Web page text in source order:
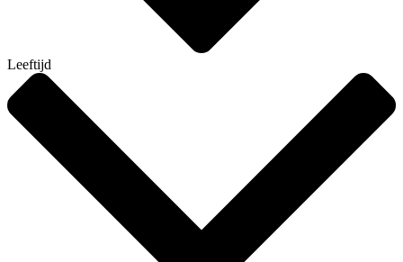
Leeftijd